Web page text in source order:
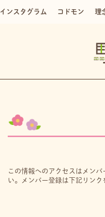
インスタグラム コドモン 理
この情報へのアクセスはメン
い。メンバー登録は下記リンク